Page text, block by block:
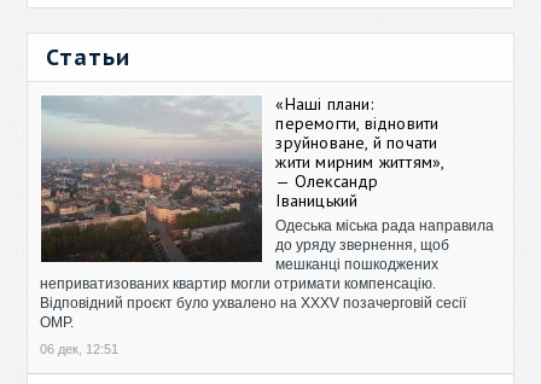
Статьи
«Наші плани:
перемогти, відновити
зруйноване, й почати
жити мирним життям»,
— Олександр
Іваницький
Одеська міська рада направила
до уряду звернення, щоб
мешканці пошкоджених
неприватизованих квартир могли отримати компенсацію.
Відповідний проєкт було ухвалено на XXXV позачерговій сесії
ОМР.
06 дек, 12:51